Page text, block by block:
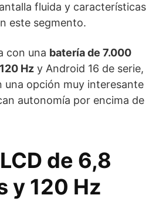
fluida y características
este segmento.
con una batería de 7.000
120 Hz y Android 16 de serie,
una opción muy interesante
autonomía por encima de
de 6,8
y 120 Hz